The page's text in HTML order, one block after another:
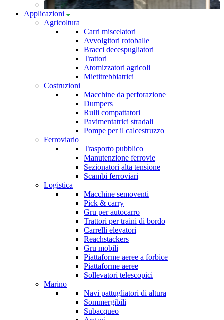
Applicazioni
Agricoltura
Carri miscelatori
Avvolgitori rotoballe
Bracci decespugliatori
Trattori
Atomizzatori agricoli
Mietitrebbiatrici
Costruzioni
Macchine da perforazione
Dumpers
Rulli compattatori
Pavimentatrici stradali
Pompe per il calcestruzzo
Ferroviario
Trasporto pubblico
Manutenzione ferrovie
Sezionatori alta tensione
Scambi ferroviari
Logistica
Macchine semoventi
Pick & carry
Gru per autocarro
Trattori per traini di bordo
Carrelli elevatori
Reachstackers
Gru mobili
Piattaforme aeree a forbice
Piattaforme aeree
Sollevatori telescopici
Marino
Navi pattugliatori di altura
Sommergibili
Subacqueo